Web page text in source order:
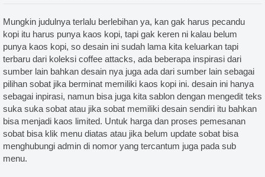
kaos full print manual, sablon ukuran besar, sablon kaos ukruan besar, sablon kaos fullprint manual
ukuran gede, sablon kaos full, sablon kaos manual full, sablon kaos besar, sablon kaos distro, sablon
hd, harga sablon high density, cara sablon plastisol timbul, sablon timbul karet, plastisol high
sablon plastisol, sablon plastisol vs polyflex, harga sablon plastisol, contoh sablon rubber, ciri ciri
sablon plastisol, harga sablon, harga jasa sablon kaos manual, harga sablon tanpa kaos, harga
kaos manual satuan, harga sablon kaos digital, harga sablon kaos yogyakarta, sablon kaos kelas,
kaos club, sablon kaos promosi, sablon kaos oleh oleh, sablon kaos suka suka, harga sablon kaos
desain kaos sablon, sablon jogja, sablon yogyakarta, bikin kaos desain sendiri, harga sablon kaos
sablon kaos murah, harga sablon kaos manual, sablon kaos jogja, sablon glow in the dark, harga
Mungkin judulnya terlalu berlebihan ya, kan gak harus pecandu
kopi itu harus punya kaos kopi, tapi gak keren ni kalau belum
punya kaos kopi, so desain ini sudah lama kita keluarkan tapi
terbaru dari koleksi coffee attacks, ada beberapa inspirasi dari
sumber lain bahkan desain nya juga ada dari sumber lain sebagai
pilihan sobat jika berminat memiliki kaos kopi ini. desain ini hanya
sebagai inpirasi, namun bisa juga kita sablon dengan mengedit teks
suka suka sobat atau jika sobat memiliki desain sendiri itu bahkan
bisa menjadi kaos limited. Untuk harga dan proses pemesanan
sobat bisa klik menu diatas atau jika belum update sobat bisa
menghubungi admin di nomor yang tercantum juga pada sub
menu.